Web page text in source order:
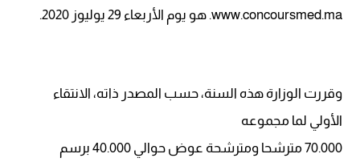
www.concoursmed.ma. هو يوم الأربعاء 29 يوليوز 2020.
وقررت الوزارة هذه السنة، حسب المصدر ذاته، الانتقاء
الأولي لما مجموعه
70.000 مترشحا ومترشحة عوض حوالي 40.000 برسم